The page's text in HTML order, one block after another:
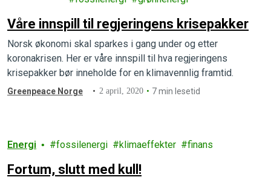
Våre innspill til regjeringens krisepakker
Norsk økonomi skal sparkes i gang under og etter
koronakrisen. Her er våre innspill til hva regjeringens
krisepakker bør inneholde for en klimavennlig framtid.
Greenpeace Norge 2 april, 2020 7 min lesetid
Energi fossilenergi klimaeffekter finans
Fortum, slutt med kull!